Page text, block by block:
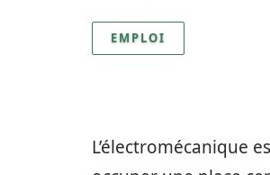
EMPLOI
L’électromécanique